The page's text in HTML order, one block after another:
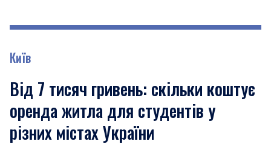
Київ
Від 7 тисяч гривень: скільки коштує
оренда житла для студентів у
різних містах України